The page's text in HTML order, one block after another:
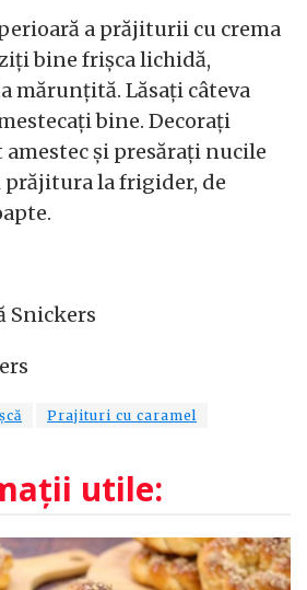
a prăjiturii cu crema
bine frișca lichidă,
mărunțită. Lăsați câteva
bine. Decorați
și presărați nucile
la frigider, de
Prajituri cu caramel
utile: